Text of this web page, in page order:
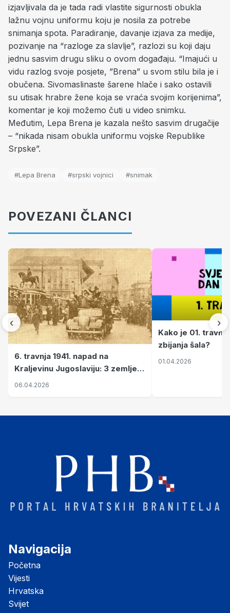
izjavljivala da je tada radi vlastite sigurnosti obukla
lažnu vojnu uniformu koju je nosila za potrebe
snimanja spota. Paradiranje, davanje izjava za medije,
pozivanje na “razloge za slavlje”, razlozi su koji daju
jednu sasvim drugu sliku o ovom događaju. “Imajući u
vidu razlog svoje posjete, ”Brena” u svom stilu bila je i
obučena. Sivomaslinaste šarene hlače i sako ostavili
su utisak hrabre žene koja se vraća svojim korijenima”,
komentar je koji možemo čuti u video snimku.
Međutim, Lepa Brena je kazala nešto sasvim drugačije
– “nikada nisam obukla uniformu vojske Republike
Srpske”.
#Lepa Brena #srpski vojnici #snimak
POVEZANI ČLANCI
‹
6. travnja 1941. napad na
Kraljevinu Jugoslaviju: 3 zemlje
nastale njenim raspadom
06.04.2026
Kako je 01.
zbijanja šala?
01.04.2026
›
Navigacija
Početna
Vijesti
Hrvatska
Svijet